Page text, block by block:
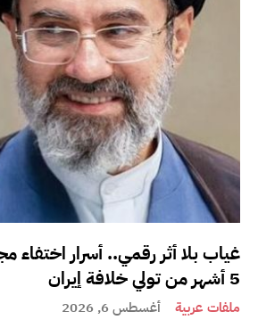
غياب بلا أثر رقمي.. أسرار اختفاء
5 أشهر من تولي خلافة إيران
ملفات عربية أغسطس 6, 2026